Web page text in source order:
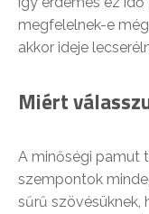
megfelelnek-e
akkor ideje
Miért
A minőségi pamut
szempontok
sűrű szövésüknek,